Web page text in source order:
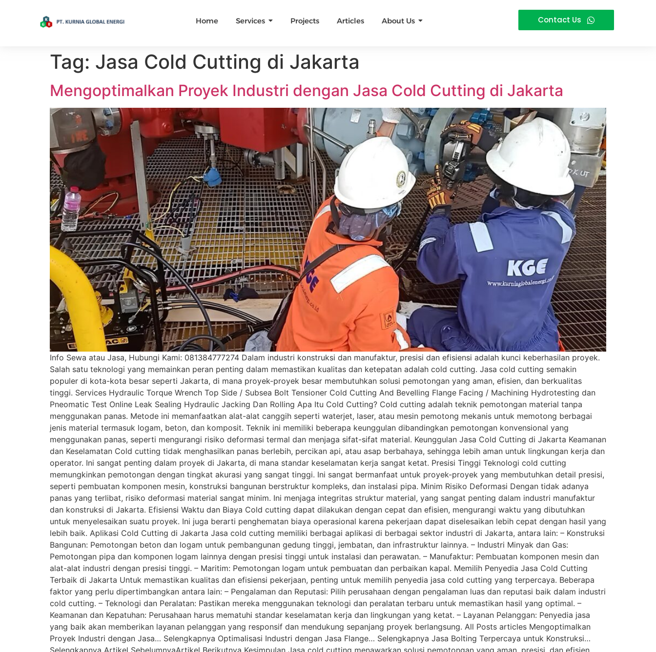
Home Services Projects Articles About Us Contact Us
Tag: Jasa Cold Cutting di Jakarta
Mengoptimalkan Proyek Industri dengan Jasa Cold Cutting di Jakarta
Info Sewa atau Jasa, Hubungi Kami: 081384777274 Dalam industri konstruksi dan manufaktur, presisi dan efisiensi adalah kunci keberhasilan proyek.
Salah satu teknologi yang memainkan peran penting dalam memastikan kualitas dan ketepatan adalah cold cutting. Jasa cold cutting semakin
populer di kota-kota besar seperti Jakarta, di mana proyek-proyek besar membutuhkan solusi pemotongan yang aman, efisien, dan berkualitas
tinggi. Services Hydraulic Torque Wrench Top Side / Subsea Bolt Tensioner Cold Cutting And Bevelling Flange Facing / Machining Hydrotesting dan
Pneomatic Test Online Leak Sealing Hydraulic Jacking Dan Rolling Apa Itu Cold Cutting? Cold cutting adalah teknik pemotongan material tanpa
menggunakan panas. Metode ini memanfaatkan alat-alat canggih seperti waterjet, laser, atau mesin pemotong mekanis untuk memotong berbagai
jenis material termasuk logam, beton, dan komposit. Teknik ini memiliki beberapa keunggulan dibandingkan pemotongan konvensional yang
menggunakan panas, seperti mengurangi risiko deformasi termal dan menjaga sifat-sifat material. Keunggulan Jasa Cold Cutting di Jakarta Keamanan
dan Keselamatan Cold cutting tidak menghasilkan panas berlebih, percikan api, atau asap berbahaya, sehingga lebih aman untuk lingkungan kerja dan
operator. Ini sangat penting dalam proyek di Jakarta, di mana standar keselamatan kerja sangat ketat. Presisi Tinggi Teknologi cold cutting
memungkinkan pemotongan dengan tingkat akurasi yang sangat tinggi. Ini sangat bermanfaat untuk proyek-proyek yang membutuhkan detail presisi,
seperti pembuatan komponen mesin, konstruksi bangunan berstruktur kompleks, dan instalasi pipa. Minim Risiko Deformasi Dengan tidak adanya
panas yang terlibat, risiko deformasi material sangat minim. Ini menjaga integritas struktur material, yang sangat penting dalam industri manufaktur
dan konstruksi di Jakarta. Efisiensi Waktu dan Biaya Cold cutting dapat dilakukan dengan cepat dan efisien, mengurangi waktu yang dibutuhkan
untuk menyelesaikan suatu proyek. Ini juga berarti penghematan biaya operasional karena pekerjaan dapat diselesaikan lebih cepat dengan hasil yang
lebih baik. Aplikasi Cold Cutting di Jakarta Jasa cold cutting memiliki berbagai aplikasi di berbagai sektor industri di Jakarta, antara lain: – Konstruksi
Bangunan: Pemotongan beton dan logam untuk pembangunan gedung tinggi, jembatan, dan infrastruktur lainnya. – Industri Minyak dan Gas:
Pemotongan pipa dan komponen logam lainnya dengan presisi tinggi untuk instalasi dan perawatan. – Manufaktur: Pembuatan komponen mesin dan
alat-alat industri dengan presisi tinggi. – Maritim: Pemotongan logam untuk pembuatan dan perbaikan kapal. Memilih Penyedia Jasa Cold Cutting
Terbaik di Jakarta Untuk memastikan kualitas dan efisiensi pekerjaan, penting untuk memilih penyedia jasa cold cutting yang terpercaya. Beberapa
faktor yang perlu dipertimbangkan antara lain: – Pengalaman dan Reputasi: Pilih perusahaan dengan pengalaman luas dan reputasi baik dalam industri
cold cutting. – Teknologi dan Peralatan: Pastikan mereka menggunakan teknologi dan peralatan terbaru untuk memastikan hasil yang optimal. –
Keamanan dan Kepatuhan: Perusahaan harus mematuhi standar keselamatan kerja dan lingkungan yang ketat. – Layanan Pelanggan: Penyedia jasa
yang baik akan memberikan layanan pelanggan yang responsif dan mendukung sepanjang proyek berlangsung. All Posts articles Mengoptimalkan
Proyek Industri dengan Jasa… Selengkapnya Optimalisasi Industri dengan Jasa Flange… Selengkapnya Jasa Bolting Terpercaya untuk Konstruksi…